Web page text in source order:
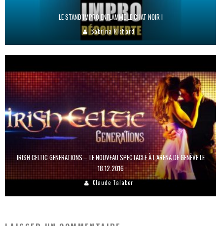
LE STAND’IMPRO ENFLAMME LE CHAT NOIR !
Sabrina Richard
IRISH CELTIC GENERATIONS – LE NOUVEAU SPECTACLE À L’ARENA DE GENÈVE LE
18.12.2016
Claude Talaber